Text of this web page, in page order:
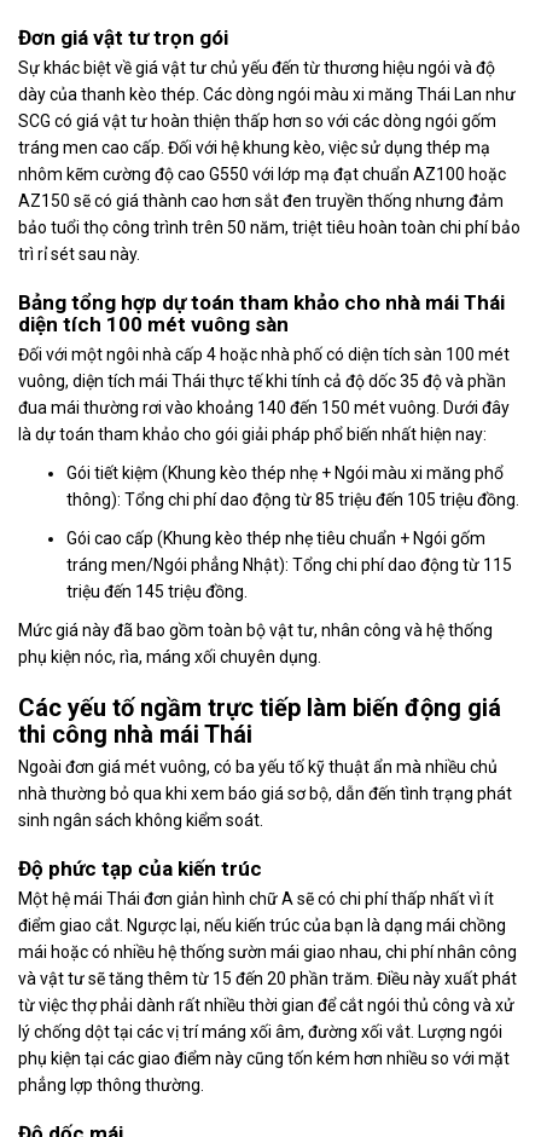
Đơn giá vật tư trọn gói
Sự khác biệt về giá vật tư chủ yếu đến từ thương hiệu ngói và độ
dày của thanh kèo thép. Các dòng ngói màu xi măng Thái Lan như
SCG có giá vật tư hoàn thiện thấp hơn so với các dòng ngói gốm
tráng men cao cấp. Đối với hệ khung kèo, việc sử dụng thép mạ
nhôm kẽm cường độ cao G550 với lớp mạ đạt chuẩn AZ100 hoặc
AZ150 sẽ có giá thành cao hơn sắt đen truyền thống nhưng đảm
bảo tuổi thọ công trình trên 50 năm, triệt tiêu hoàn toàn chi phí bảo
trì rỉ sét sau này.
Bảng tổng hợp dự toán tham khảo cho nhà mái Thái
diện tích 100 mét vuông sàn
Đối với một ngôi nhà cấp 4 hoặc nhà phố có diện tích sàn 100 mét
vuông, diện tích mái Thái thực tế khi tính cả độ dốc 35 độ và phần
đua mái thường rơi vào khoảng 140 đến 150 mét vuông. Dưới đây
là dự toán tham khảo cho gói giải pháp phổ biến nhất hiện nay:
Gói tiết kiệm (Khung kèo thép nhẹ + Ngói màu xi măng phổ
thông): Tổng chi phí dao động từ 85 triệu đến 105 triệu đồng.
Gói cao cấp (Khung kèo thép nhẹ tiêu chuẩn + Ngói gốm
tráng men/Ngói phẳng Nhật): Tổng chi phí dao động từ 115
triệu đến 145 triệu đồng.
Mức giá này đã bao gồm toàn bộ vật tư, nhân công và hệ thống
phụ kiện nóc, rìa, máng xối chuyên dụng.
Các yếu tố ngầm trực tiếp làm biến động giá
thi công nhà mái Thái
Ngoài đơn giá mét vuông, có ba yếu tố kỹ thuật ẩn mà nhiều chủ
nhà thường bỏ qua khi xem báo giá sơ bộ, dẫn đến tình trạng phát
sinh ngân sách không kiểm soát.
Độ phức tạp của kiến trúc
Một hệ mái Thái đơn giản hình chữ A sẽ có chi phí thấp nhất vì ít
điểm giao cắt. Ngược lại, nếu kiến trúc của bạn là dạng mái chồng
mái hoặc có nhiều hệ thống sườn mái giao nhau, chi phí nhân công
và vật tư sẽ tăng thêm từ 15 đến 20 phần trăm. Điều này xuất phát
từ việc thợ phải dành rất nhiều thời gian để cắt ngói thủ công và xử
lý chống dột tại các vị trí máng xối âm, đường xối vắt. Lượng ngói
phụ kiện tại các giao điểm này cũng tốn kém hơn nhiều so với mặt
phẳng lợp thông thường.